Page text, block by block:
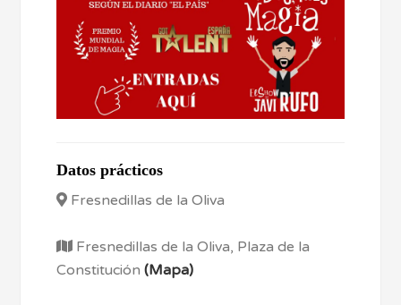
Datos prácticos
Fresnedillas de la Oliva
Fresnedillas de la Oliva, Plaza de la
Constitución(Mapa)